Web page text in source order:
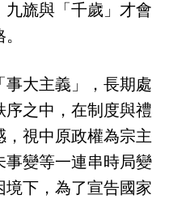
九旒與「千歲」才會
事大主義」，長期處
序之中，在制度與禮
，視中原政權為宗主
事變等一連串時局變
境下，為了宣告國家